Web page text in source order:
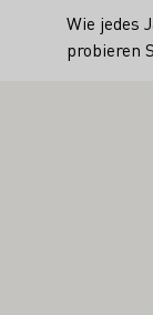
Wie jedes
probieren